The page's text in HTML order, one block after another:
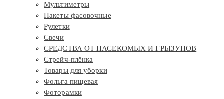
Мультиметры
Пакеты фасовочные
Рулетки
Свечи
СРЕДСТВА ОТ НАСЕКОМЫХ И ГРЫЗУНОВ
Стрейч-плёнка
Товары для уборки
Фольга пищевая
Фоторамки